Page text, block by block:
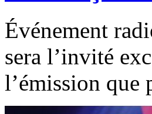
Événement
sera l’invité
l’émission que